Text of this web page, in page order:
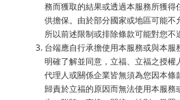
務而獲取的結果或透過本服務所獲
供擔保。由於部分國家或地區可能不
所以前述限制或排除條款可能對您不
台端應自行承擔使用本服務或與本
明確了解並同意，立福、立福之授權
代理人或關係企業皆無須為您因本
歸責於立福的原因而無法使用本服